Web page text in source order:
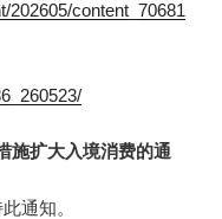
202605/content_70681
施扩大入境消费的通
通知。